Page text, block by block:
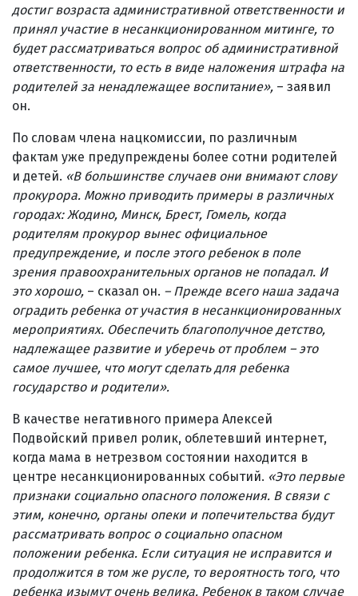
достиг возраста административной ответственности и
принял участие в несанкционированном митинге, то
будет рассматриваться вопрос об административной
ответственности, то есть в виде наложения штрафа на
родителей за ненадлежащее воспитание», – заявил
он.
По словам члена нацкомиссии, по различным
фактам уже предупреждены более сотни родителей
и детей. «В большинстве случаев они внимают слову
прокурора. Можно приводить примеры в различных
городах: Жодино, Минск, Брест, Гомель, когда
родителям прокурор вынес официальное
предупреждение, и после этого ребенок в поле
зрения правоохранительных органов не попадал. И
это хорошо, – сказал он. – Прежде всего наша задача
оградить ребенка от участия в несанкционированных
мероприятиях. Обеспечить благополучное детство,
надлежащее развитие и уберечь от проблем – это
самое лучшее, что могут сделать для ребенка
государство и родители».
В качестве негативного примера Алексей
Подвойский привел ролик, облетевший интернет,
когда мама в нетрезвом состоянии находится в
центре несанкционированных событий. «Это первые
признаки социально опасного положения. В связи с
этим, конечно, органы опеки и попечительства будут
рассматривать вопрос о социально опасном
положении ребенка. Если ситуация не исправится и
продолжится в том же русле, то вероятность того, что
ребенка изымут очень велика. Ребенок в таком случае